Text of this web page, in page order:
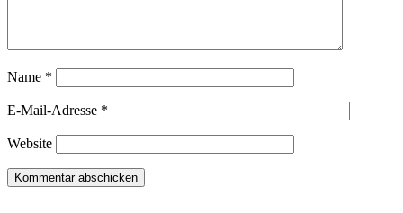
Name *
E-Mail-Adresse *
Website